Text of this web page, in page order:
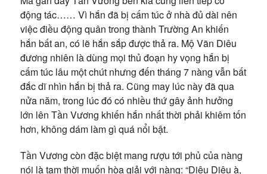
động tác…… Vì hắn đã bị cấm túc ở nhà đủ dài nên
việc điều động quân trong thành Trường An khiến
hắn bất an, có lẽ hắn sắp được thả ra. Mộ Vãn Diêu
đương nhiên là dùng mọi thủ đoạn hy vọng hắn bị
cấm túc lâu một chút nhưng đến tháng 7 nàng vẫn bất
đắc dĩ nhìn hắn bị thả ra. Cũng may lúc này đã qua
nửa năm, trong lúc đó có nhiều thứ gây ảnh hưởng
lớn lên Tần Vương khiến hắn nhất thời phải khiêm tốn
hơn, không dám làm gì quá nổi bật.
Tần Vương còn đặc biệt mang rượu tới phủ của nàng
nói là tạm thời muốn hòa giải với nàng: “Diêu Diêu à,